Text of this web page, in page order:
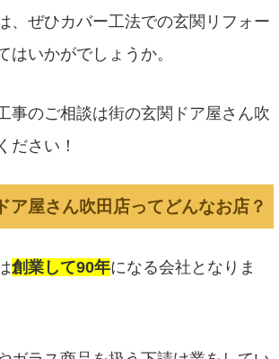
、ぜひカバー工法での玄関リフォー
はいかがでしょうか。
事のご相談は街の玄関ドア屋さん吹
ださい！
ア屋さん吹田店ってどんなお店？
創業して90年になる会社となりま